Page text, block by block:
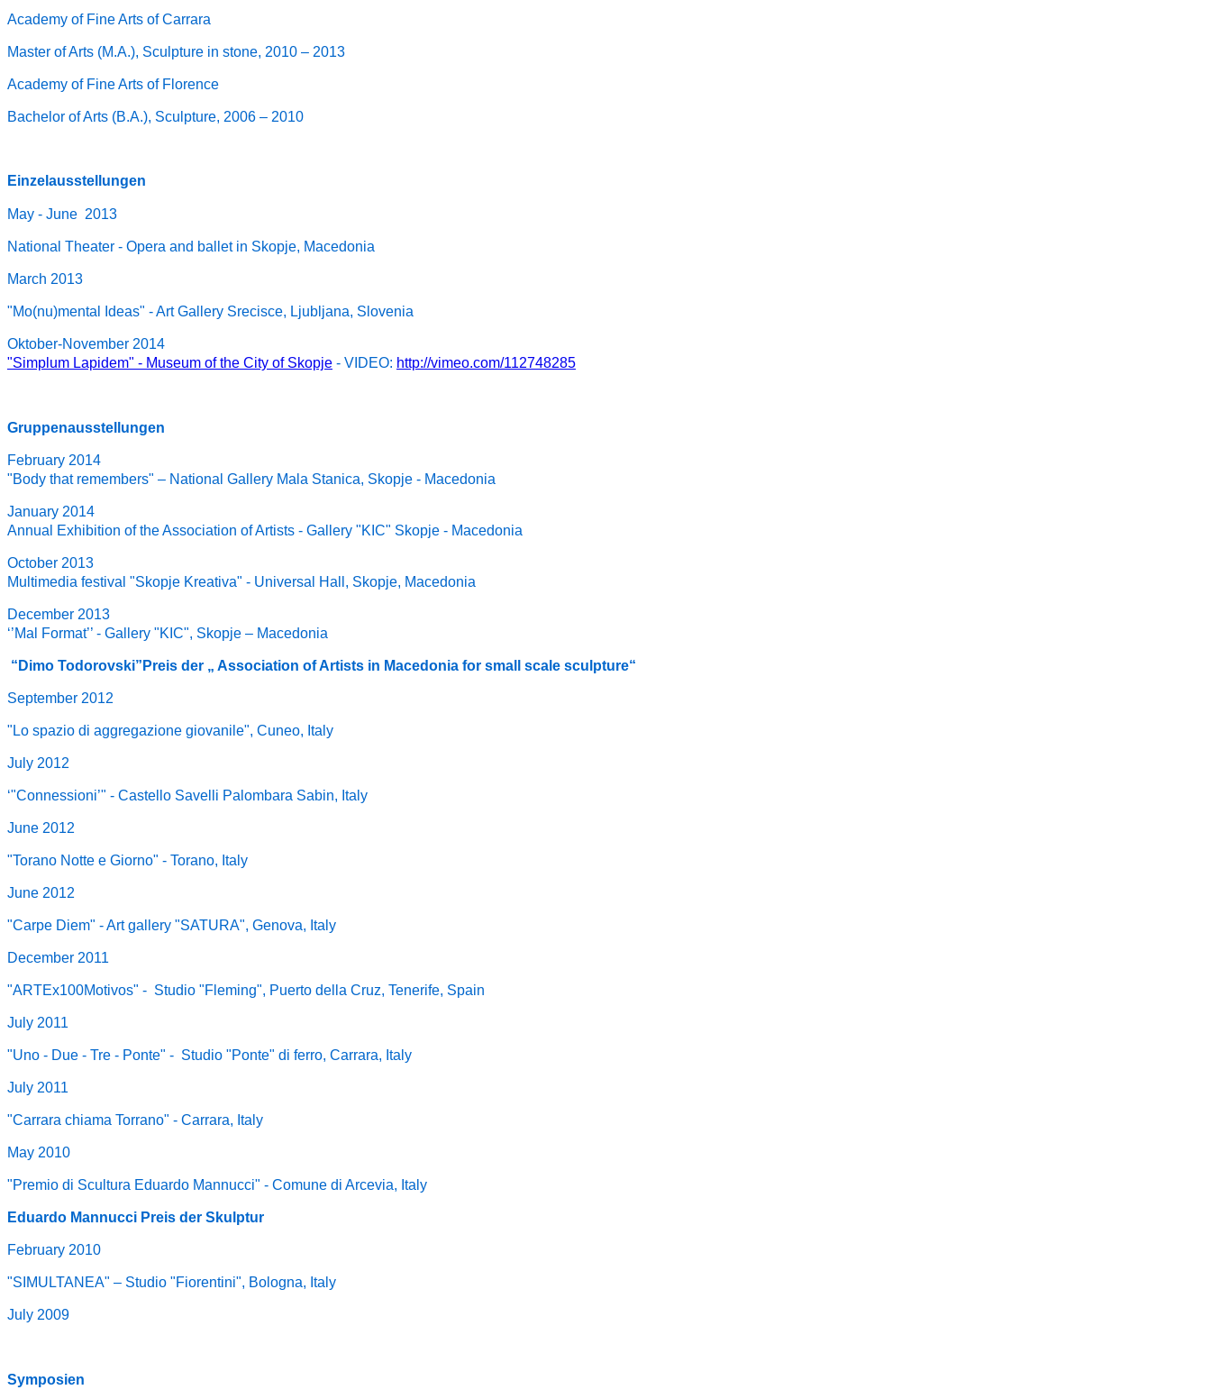
Academy of Fine Arts of Carrara
Master of Arts (M.A.), Sculpture in stone, 2010 – 2013
Academy of Fine Arts of Florence
Bachelor of Arts (B.A.), Sculpture, 2006 – 2010
Einzelausstellungen
May - June 2013
National Theater - Opera and ballet in Skopje, Macedonia
March 2013
"Mo(nu)mental Ideas" - Art Gallery Srecisce, Ljubljana, Slovenia
Oktober-November 2014
"Simplum Lapidem" - Museum of the City of Skopje - VIDEO: http://vimeo.com/112748285
Gruppenausstellungen
February 2014
"Body that remembers" – National Gallery Mala Stanica, Skopje - Macedonia
January 2014
Annual Exhibition of the Association of Artists - Gallery "KIC" Skopje - Macedonia
October 2013
Multimedia festival "Skopje Kreativa" - Universal Hall, Skopje, Macedonia
December 2013
‘’Mal Format’’ - Gallery "KIC", Skopje – Macedonia
“Dimo Todorovski”Preis der „ Association of Artists in Macedonia for small scale sculpture“
September 2012
"Lo spazio di aggregazione giovanile", Cuneo, Italy
July 2012
‘"Connessioni’" - Castello Savelli Palombara Sabin, Italy
June 2012
"Torano Notte e Giorno" - Torano, Italy
June 2012
"Carpe Diem" - Art gallery "SATURA", Genova, Italy
December 2011
"ARTEx100Motivos" - Studio "Fleming", Puerto della Cruz, Tenerife, Spain
July 2011
"Uno - Due - Tre - Ponte" - Studio "Ponte" di ferro, Carrara, Italy
July 2011
"Carrara chiama Torrano" - Carrara, Italy
May 2010
"Premio di Scultura Eduardo Mannucci" - Comune di Arcevia, Italy
Eduardo Mannucci Preis der Skulptur
February 2010
"SIMULTANEA" – Studio "Fiorentini", Bologna, Italy
July 2009
Symposien